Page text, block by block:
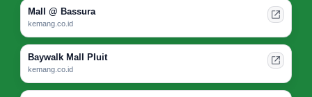
Mall @ Bassura
kemang.co.id
Baywalk Mall Pluit
kemang.co.id